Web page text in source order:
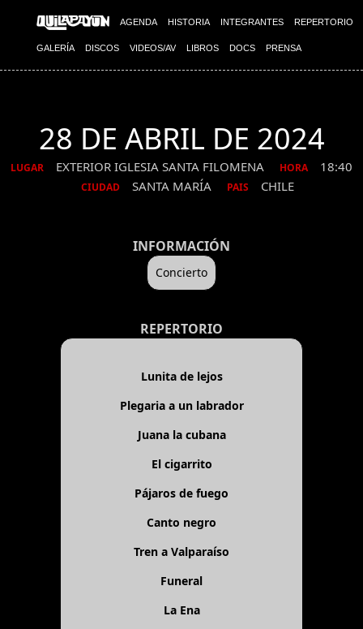
AGENDA HISTORIA INTEGRANTES REPERTORIO
GALERÍA DISCOS VIDEOS/AV LIBROS DOCS PRENSA
28 DE ABRIL DE 2024
LUGAR EXTERIOR IGLESIA SANTA FILOMENA HORA 18:40
CIUDAD SANTA MARÍA PAIS CHILE
INFORMACIÓN
Concierto
REPERTORIO
Lunita de lejos
Plegaria a un labrador
Juana la cubana
El cigarrito
Pájaros de fuego
Canto negro
Tren a Valparaíso
Funeral
La Ena